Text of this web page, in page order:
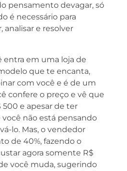
pensamento devagar, só
é necessário para
analisar e resolver
entra em uma loja de
que te encanta,
com você e é de um
confere o preço e vê que
500 e apesar de ter
não está pensando
lo. Mas, o vendedor
de 40%, fazendo o
agora somente R$
você muda, sugerindo